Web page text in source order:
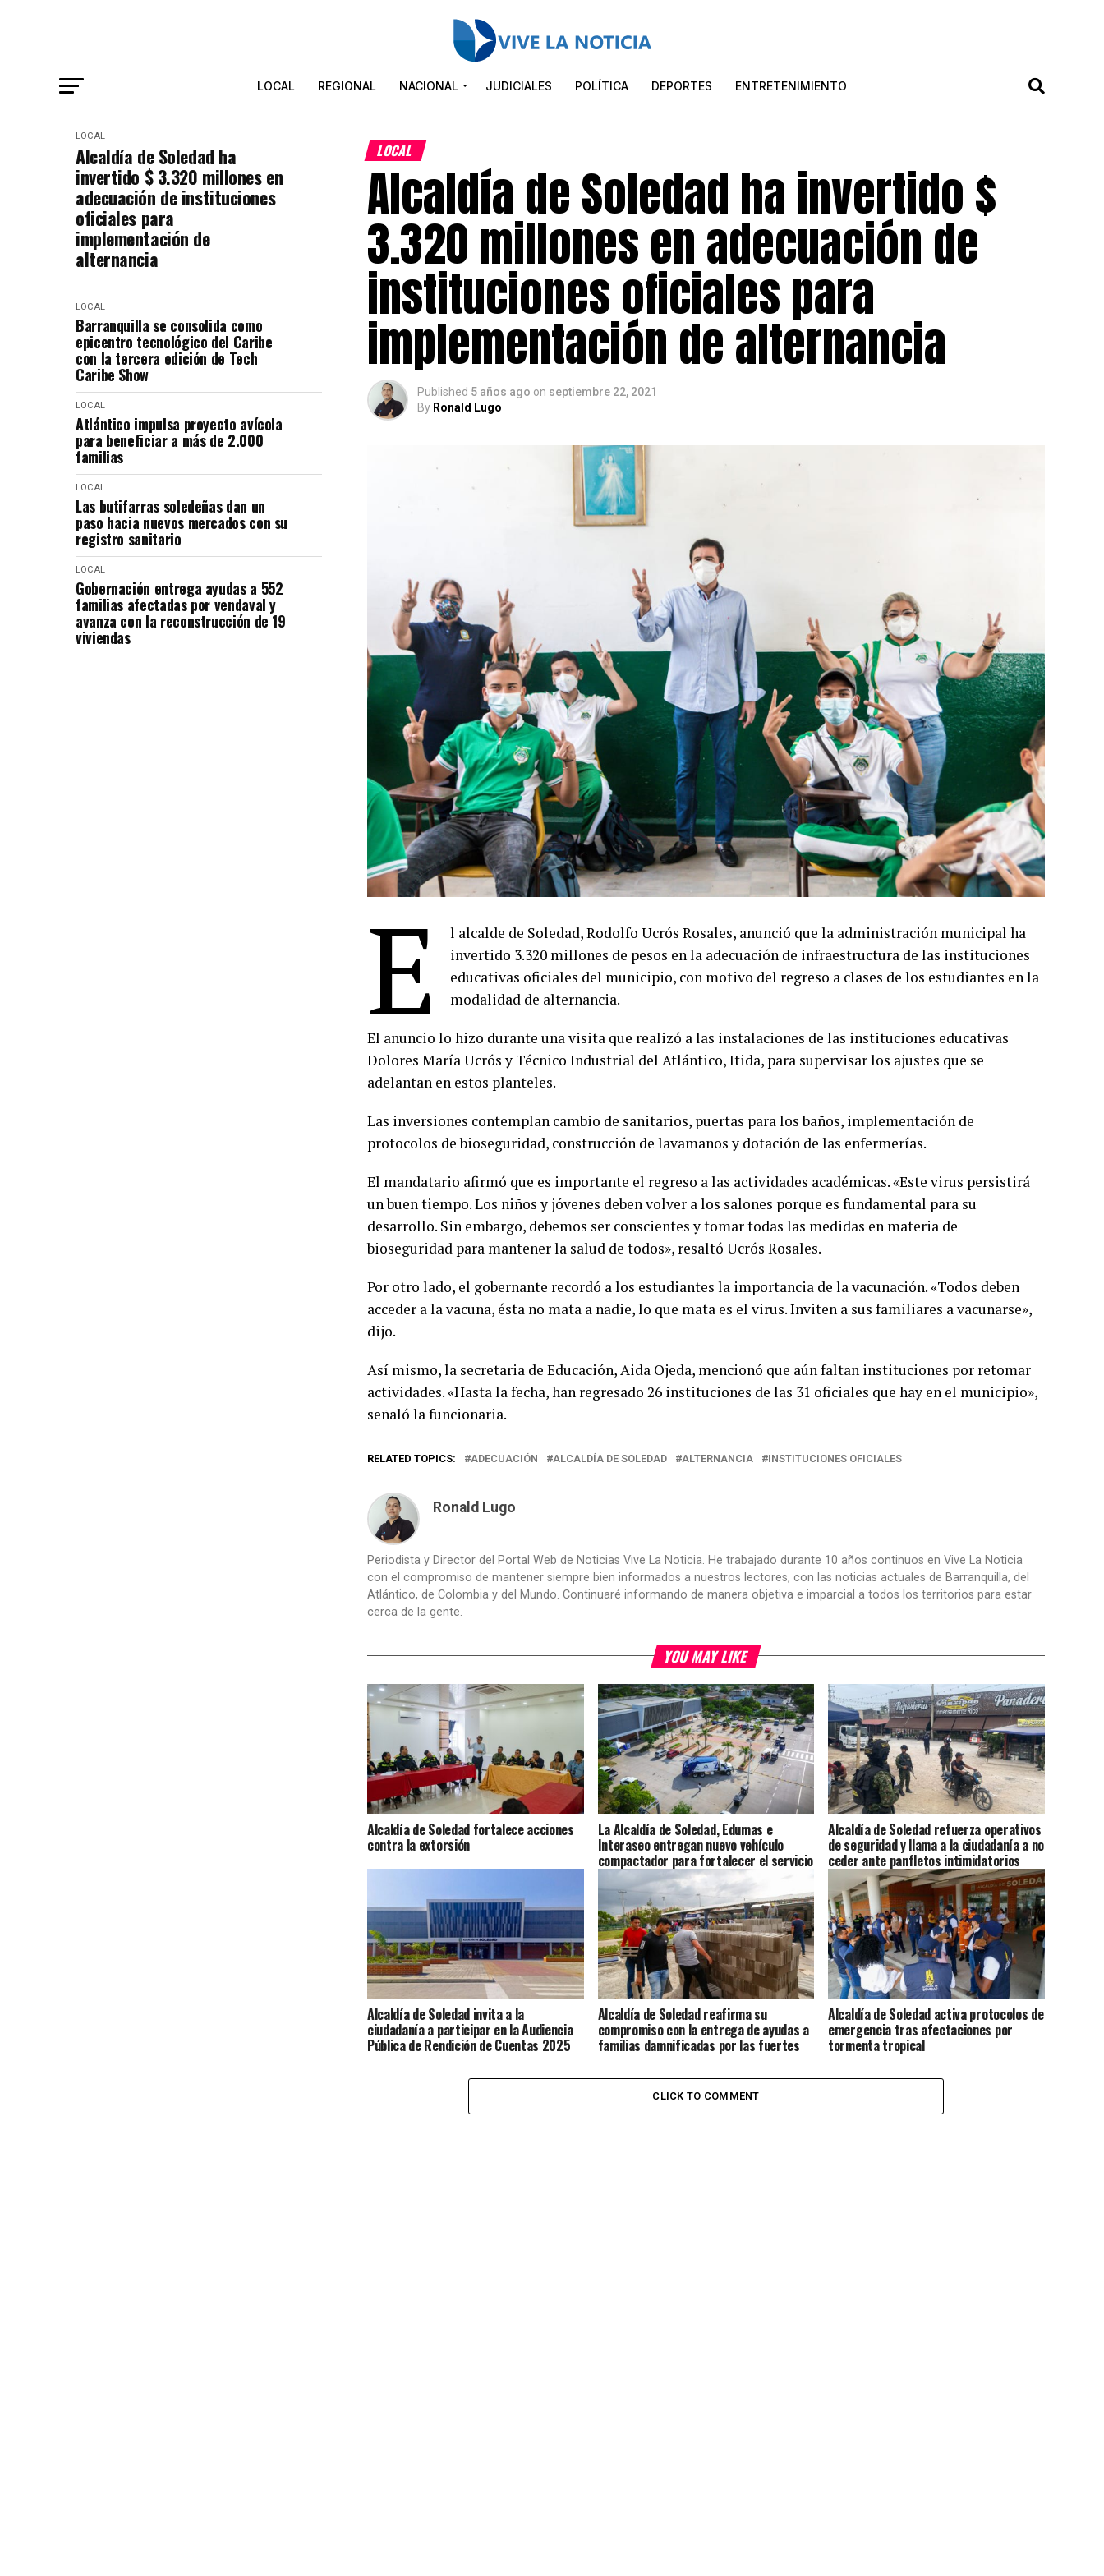
LOCAL REGIONAL NACIONAL JUDICIALES POLÍTICA DEPORTES ENTRETENIMIENTO
LOCAL
Alcaldía de Soledad ha
invertido $ 3.320 millones en
adecuación de instituciones
oficiales para
implementación de
alternancia
LOCAL
Barranquilla se consolida como
epicentro tecnológico del Caribe
con la tercera edición de Tech
Caribe Show
LOCAL
Atlántico impulsa proyecto avícola
para beneficiar a más de 2.000
familias
LOCAL
Las butifarras soledeñas dan un
paso hacia nuevos mercados con su
registro sanitario
LOCAL
Gobernación entrega ayudas a 552
familias afectadas por vendaval y
avanza con la reconstrucción de 19
viviendas
LOCAL
Alcaldía de Soledad ha invertido $
3.320 millones en adecuación de
instituciones oficiales para
implementación de alternancia
Published 5 años ago on septiembre 22, 2021
By Ronald Lugo
E
l alcalde de Soledad, Rodolfo Ucrós Rosales, anunció que la administración municipal ha
invertido 3.320 millones de pesos en la adecuación de infraestructura de las instituciones
educativas oficiales del municipio, con motivo del regreso a clases de los estudiantes en la
modalidad de alternancia.
El anuncio lo hizo durante una visita que realizó a las instalaciones de las instituciones educativas
Dolores María Ucrós y Técnico Industrial del Atlántico, Itida, para supervisar los ajustes que se
adelantan en estos planteles.
Las inversiones contemplan cambio de sanitarios, puertas para los baños, implementación de
protocolos de bioseguridad, construcción de lavamanos y dotación de las enfermerías.
El mandatario afirmó que es importante el regreso a las actividades académicas. «Este virus persistirá
un buen tiempo. Los niños y jóvenes deben volver a los salones porque es fundamental para su
desarrollo. Sin embargo, debemos ser conscientes y tomar todas las medidas en materia de
bioseguridad para mantener la salud de todos», resaltó Ucrós Rosales.
Por otro lado, el gobernante recordó a los estudiantes la importancia de la vacunación. «Todos deben
acceder a la vacuna, ésta no mata a nadie, lo que mata es el virus. Inviten a sus familiares a vacunarse»,
dijo.
Así mismo, la secretaria de Educación, Aida Ojeda, mencionó que aún faltan instituciones por retomar
actividades. «Hasta la fecha, han regresado 26 instituciones de las 31 oficiales que hay en el municipio»,
señaló la funcionaria.
RELATED TOPICS: ADECUACIÓN ALCALDÍA DE SOLEDAD ALTERNANCIA INSTITUCIONES OFICIALES
Ronald Lugo
Periodista y Director del Portal Web de Noticias Vive La Noticia. He trabajado durante 10 años continuos en Vive La Noticia
con el compromiso de mantener siempre bien informados a nuestros lectores, con las noticias actuales de Barranquilla, del
Atlántico, de Colombia y del Mundo. Continuaré informando de manera objetiva e imparcial a todos los territorios para estar
cerca de la gente.
YOU MAY LIKE
Alcaldía de Soledad fortalece acciones
contra la extorsión
La Alcaldía de Soledad, Edumas e
Interaseo entregan nuevo vehículo
compactador para fortalecer el servicio
de aseo
Alcaldía de Soledad refuerza operativos
de seguridad y llama a la ciudadanía a no
ceder ante panfletos intimidatorios
Alcaldía de Soledad invita a la
ciudadanía a participar en la Audiencia
Pública de Rendición de Cuentas 2025
Alcaldía de Soledad reafirma su
compromiso con la entrega de ayudas a
familias damnificadas por las fuertes
Alcaldía de Soledad activa protocolos de
emergencia tras afectaciones por
tormenta tropical
CLICK TO COMMENT